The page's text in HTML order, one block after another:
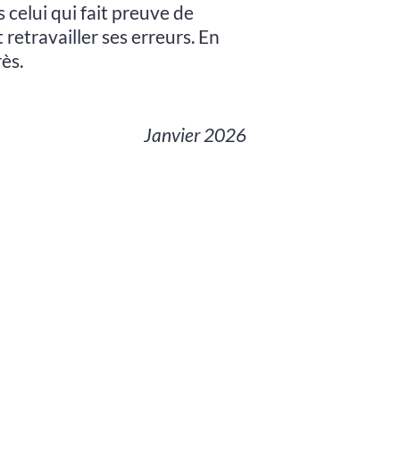
celui qui fait preuve de
ses erreurs. En
Janvier 2026